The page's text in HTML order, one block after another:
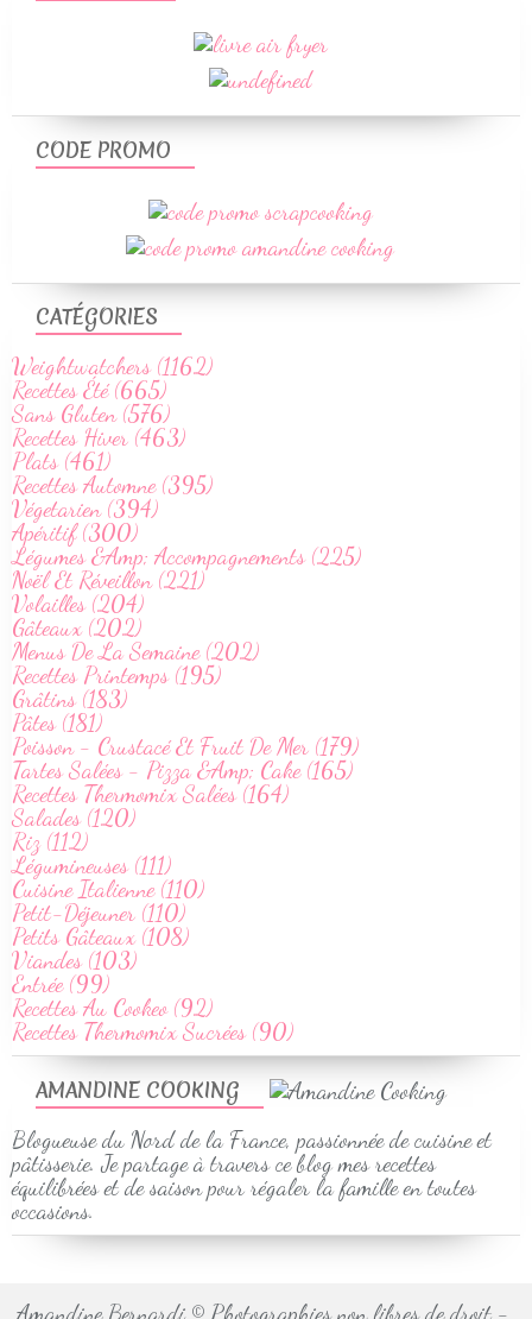
AMANDINE COOKING
Blogueuse du Nord de la France, passionnée de cuisine et
pâtisserie. Je partage à travers ce blog mes recettes
équilibrées et de saison pour régaler la famille en toutes
occasions.
CATÉGORIES
Weightwatchers (1162)
Recettes Été (665)
Sans Gluten (576)
Recettes Hiver (463)
Plats (461)
Recettes Automne (395)
Végetarien (394)
Apéritif (300)
Légumes &Amp; Accompagnements (225)
Noël Et Réveillon (221)
Volailles (204)
Gâteaux (202)
Menus De La Semaine (202)
Recettes Printemps (195)
Grâtins (183)
Pâtes (181)
Poisson - Crustacé Et Fruit De Mer (179)
Tartes Salées - Pizza &Amp; Cake (165)
Recettes Thermomix Salées (164)
Salades (120)
Riz (112)
Légumineuses (111)
Cuisine Italienne (110)
Petit-Déjeuner (110)
Petits Gâteaux (108)
Viandes (103)
Entrée (99)
Recettes Au Cookeo (92)
Recettes Thermomix Sucrées (90)
CODE PROMO
Amandine Bernardi © Photographies non libres de droit -